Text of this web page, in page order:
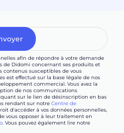
afin de répondre à votre demande
Didomi concernant ses produits et
contenus susceptibles de vous
est effectué sur la base légale de nos
commercial. Vous avez la
de nos communications
sur le lien de désinscription en bas
rendant sur notre Centre de
d'accéder à vos données personnelles,
vous opposer à leur traitement en
. Vous pouvez également lire notre